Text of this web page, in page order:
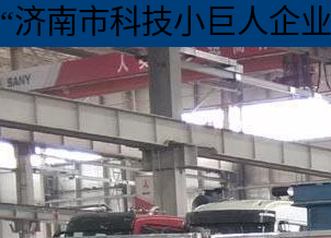
“济南市科技小巨人企业